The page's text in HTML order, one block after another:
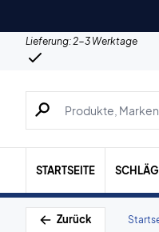
Lieferung: 2-3 Werktage
Suche nach
STARTSEITE
Zurück